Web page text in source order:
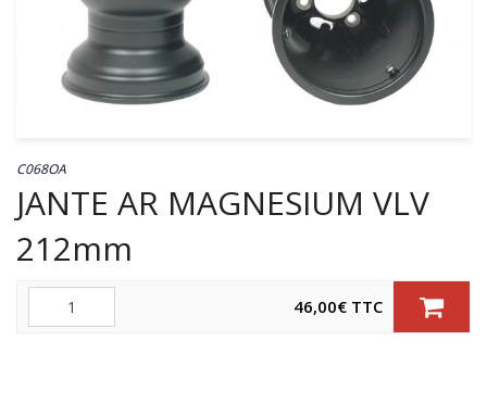
C068OA
JANTE AR MAGNESIUM VLV
212mm
Quantité 46,00€ TTC